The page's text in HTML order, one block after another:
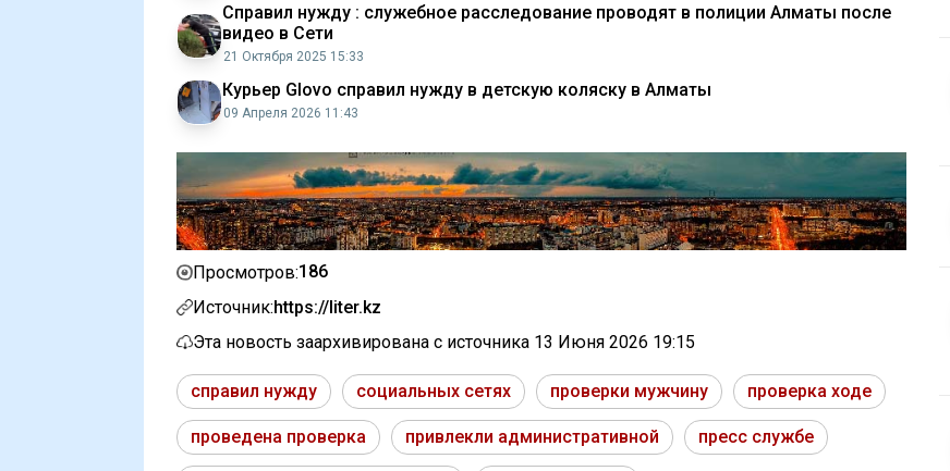
Справил нужду : служебное расследование проводят в полиции Алматы после
видео в Сети
21 Октября 2025 15:33
Курьер Glovo справил нужду в детскую коляску в Алматы
09 Апреля 2026 11:43
Просмотров:186
Источник:https://liter.kz
Эта новость заархивирована с источника 13 Июня 2026 19:15
справил нужду социальных сетях проверки мужчину проверка ходе
проведена проверка привлекли административной пресс службе